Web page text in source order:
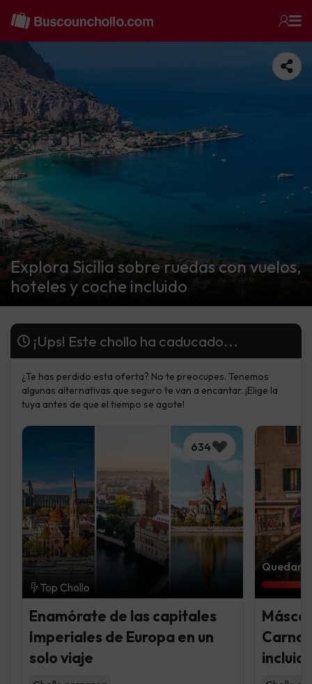
Explora Sicilia sobre ruedas con vuelos,
hoteles y coche incluido
¡Ups! Este chollo ha caducado...
¿Te has perdido esta oferta? No te preocupes. Tenemos
algunas alternativas que seguro te van a encantar. ¡Elige la
tuya antes de que el tiempo se agote!
634
Top Chollo
Enamórate de las capitales
Imperiales de Europa en un
solo viaje
Quedan